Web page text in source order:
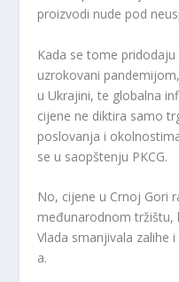
proizvodi nude pod
Kada se tome
uzrokovani
u Ukrajini, te globalna
cijene ne diktira samo
poslovanja i
se u saopštenju PKCG.
No, cijene u Crnoj Gori
međunarodnom tržištu,
Vlada smanjivala zalihe
a.